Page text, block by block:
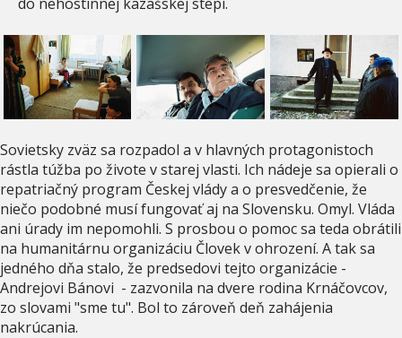
Sovietsky zväz sa rozpadol a v hlavných protagonistoch
rástla túžba po živote v starej vlasti. Ich nádeje sa opierali o
repatriačný program Českej vlády a o presvedčenie, že
niečo podobné musí fungovať aj na Slovensku. Omyl. Vláda
ani úrady im nepomohli. S prosbou o pomoc sa teda obrátili
na humanitárnu organizáciu Človek v ohrození. A tak sa
jedného dňa stalo, že predsedovi tejto organizácie -
Andrejovi Bánovi - zazvonila na dvere rodina Krnáčovcov,
zo slovami "sme tu". Bol to zároveň deň zahájenia
nakrúcania.